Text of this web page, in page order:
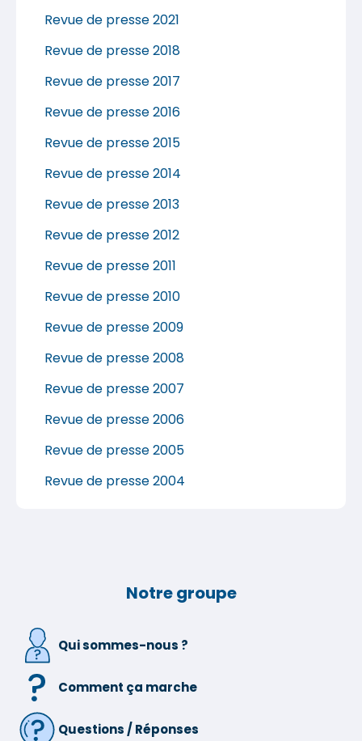
Revue de presse 2021
Revue de presse 2018
Revue de presse 2017
Revue de presse 2016
Revue de presse 2015
Revue de presse 2014
Revue de presse 2013
Revue de presse 2012
Revue de presse 2011
Revue de presse 2010
Revue de presse 2009
Revue de presse 2008
Revue de presse 2007
Revue de presse 2006
Revue de presse 2005
Revue de presse 2004
Notre groupe
Qui sommes-nous ?
Comment ça marche
Questions / Réponses